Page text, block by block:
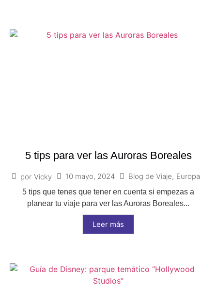
5 tips para ver las Auroras Boreales
por Vicky 10 mayo, 2024 Blog de Viaje, Europa
5 tips que tenes que tener en cuenta si empezas a
planear tu viaje para ver las Auroras Boreales...
Leer más